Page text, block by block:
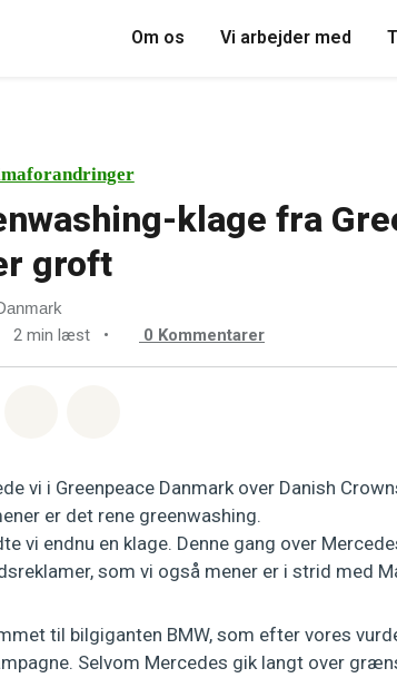
Om os Vi arbejder med
klage fra
groft
2 min læst • 0 Kommentarer
vi i Greenpeace Danmark over Danish
er det rene greenwashing.
vi endnu en klage. Denne gang over
som vi også mener er i strid med
til bilgiganten BMW, som efter vores
Selvom Mercedes gik langt over